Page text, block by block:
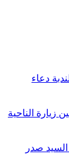
دعاء
زيارة الناحية
السيد صدر